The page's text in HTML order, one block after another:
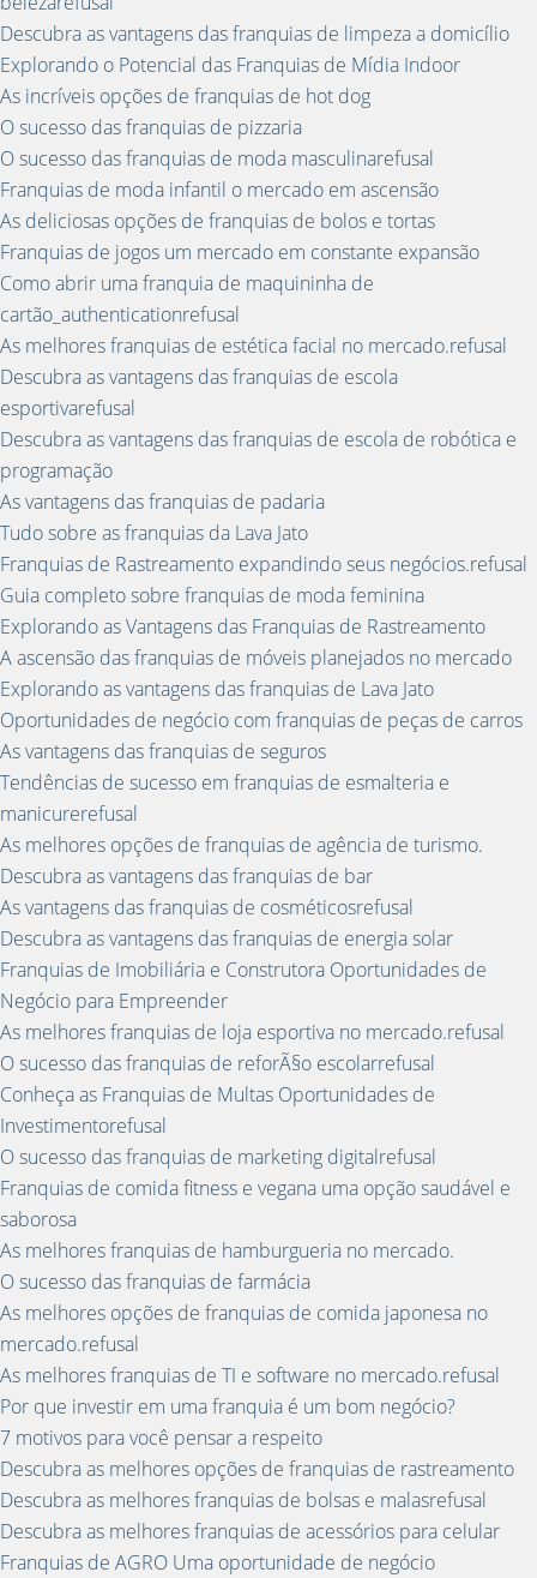
Descubra as vantagens das franquias de limpeza a domicílio
Explorando o Potencial das Franquias de Mídia Indoor
As incríveis opções de franquias de hot dog
O sucesso das franquias de pizzaria
O sucesso das franquias de moda masculinarefusal
Franquias de moda infantil o mercado em ascensão
As deliciosas opções de franquias de bolos e tortas
Franquias de jogos um mercado em constante expansão
Como abrir uma franquia de maquininha de
cartão_authenticationrefusal
As melhores franquias de estética facial no mercado.refusal
Descubra as vantagens das franquias de escola
esportivarefusal
Descubra as vantagens das franquias de escola de robótica e
programação
As vantagens das franquias de padaria
Tudo sobre as franquias da Lava Jato
Franquias de Rastreamento expandindo seus negócios.refusal
Guia completo sobre franquias de moda feminina
Explorando as Vantagens das Franquias de Rastreamento
A ascensão das franquias de móveis planejados no mercado
Explorando as vantagens das franquias de Lava Jato
Oportunidades de negócio com franquias de peças de carros
As vantagens das franquias de seguros
Tendências de sucesso em franquias de esmalteria e
manicurerefusal
As melhores opções de franquias de agência de turismo.
Descubra as vantagens das franquias de bar
As vantagens das franquias de cosméticosrefusal
Descubra as vantagens das franquias de energia solar
Franquias de Imobiliária e Construtora Oportunidades de
Negócio para Empreender
As melhores franquias de loja esportiva no mercado.refusal
O sucesso das franquias de reforÃ§o escolarrefusal
Conheça as Franquias de Multas Oportunidades de
Investimentorefusal
O sucesso das franquias de marketing digitalrefusal
Franquias de comida fitness e vegana uma opção saudável e
saborosa
As melhores franquias de hamburgueria no mercado.
O sucesso das franquias de farmácia
As melhores opções de franquias de comida japonesa no
mercado.refusal
As melhores franquias de TI e software no mercado.refusal
Por que investir em uma franquia é um bom negócio?
7 motivos para você pensar a respeito
Descubra as melhores opções de franquias de rastreamento
Descubra as melhores franquias de bolsas e malasrefusal
Descubra as melhores franquias de acessórios para celular
Franquias de AGRO Uma oportunidade de negócio